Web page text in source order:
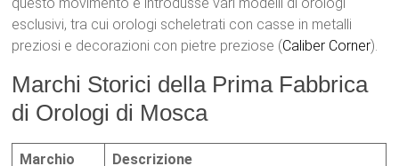
questo movimento e introdusse vari modelli di orologi
esclusivi, tra cui orologi scheletrati con casse in metalli
preziosi e decorazioni con pietre preziose​ (Caliber Corner)​.
Marchi Storici della Prima Fabbrica
di Orologi di Mosca
Marchio Descrizione